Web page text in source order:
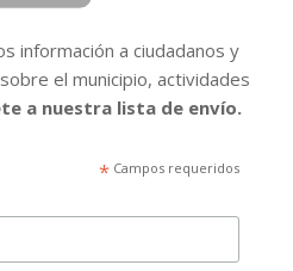
información a ciudadanos y
el municipio, actividades
a nuestra lista de envío.
*Campos requeridos